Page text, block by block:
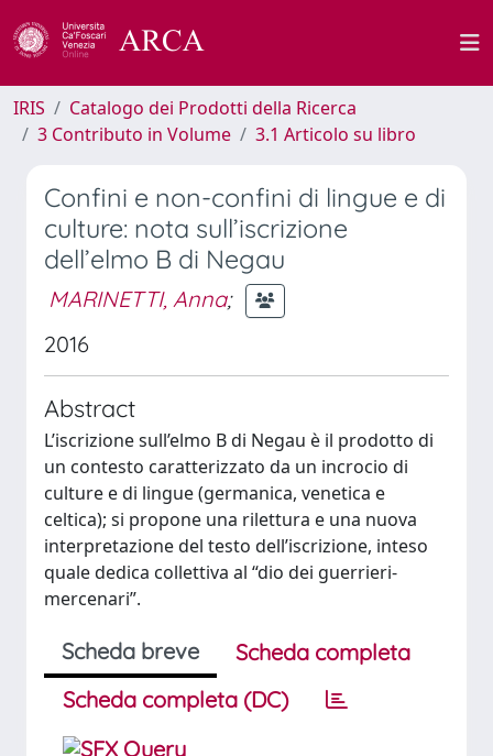
IRIS
Catalogo dei Prodotti della Ricerca
3 Contributo in Volume
3.1 Articolo su libro
Confini e non-confini di lingue e di
culture: nota sull’iscrizione
dell’elmo B di Negau
MARINETTI, Anna;
2016
Abstract
L’iscrizione sull’elmo B di Negau è il prodotto di
un contesto caratterizzato da un incrocio di
culture e di lingue (germanica, venetica e
celtica); si propone una rilettura e una nuova
interpretazione del testo dell’iscrizione, inteso
quale dedica collettiva al “dio dei guerrieri-
mercenari”.
Scheda breve
Scheda completa
Scheda completa (DC)